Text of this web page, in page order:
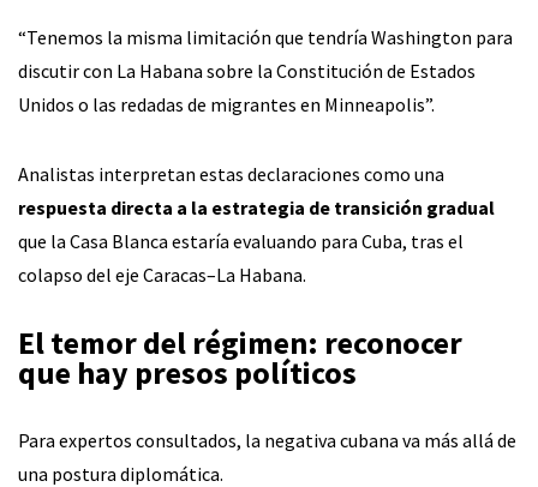
“Tenemos la misma limitación que tendría Washington para
discutir con La Habana sobre la Constitución de Estados
Unidos o las redadas de migrantes en Minneapolis”.
Analistas interpretan estas declaraciones como una
respuesta directa a la estrategia de transición gradual
que la Casa Blanca estaría evaluando para Cuba, tras el
colapso del eje Caracas–La Habana.
El temor del régimen: reconocer
que hay presos políticos
Para expertos consultados, la negativa cubana va más allá de
una postura diplomática.